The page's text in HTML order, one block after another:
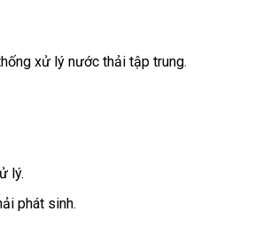
xử lý nước thải tập trung.
lý.
phát sinh.